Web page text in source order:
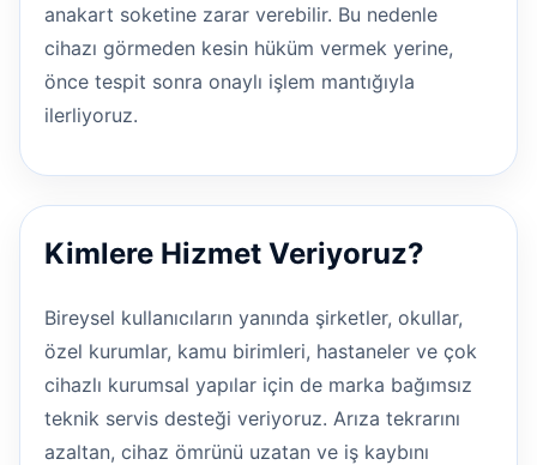
anakart soketine zarar verebilir. Bu nedenle
cihazı görmeden kesin hüküm vermek yerine,
önce tespit sonra onaylı işlem mantığıyla
ilerliyoruz.
Kimlere Hizmet Veriyoruz?
Bireysel kullanıcıların yanında şirketler, okullar,
özel kurumlar, kamu birimleri, hastaneler ve çok
cihazlı kurumsal yapılar için de marka bağımsız
teknik servis desteği veriyoruz. Arıza tekrarını
azaltan, cihaz ömrünü uzatan ve iş kaybını